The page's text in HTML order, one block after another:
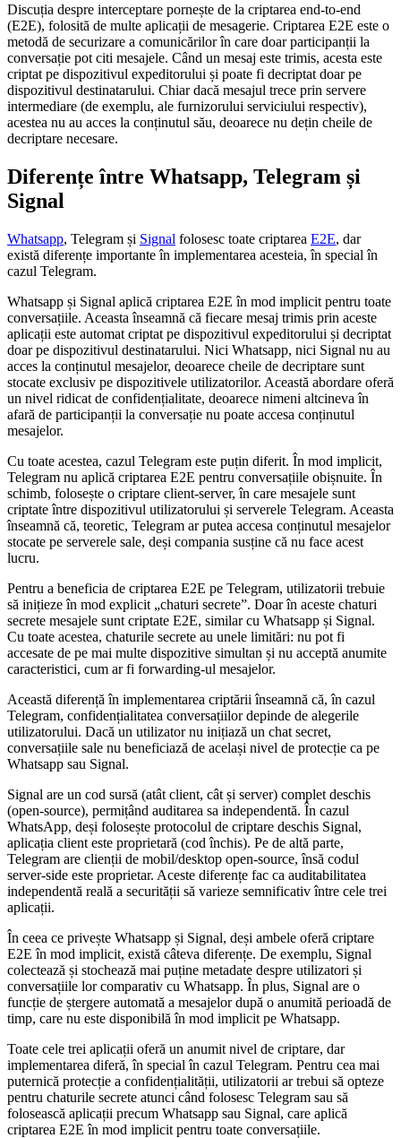
Discuția despre interceptare pornește de la criptarea end-to-end
(E2E), folosită de multe aplicații de mesagerie. Criptarea E2E este o
metodă de securizare a comunicărilor în care doar participanții la
conversație pot citi mesajele. Când un mesaj este trimis, acesta este
criptat pe dispozitivul expeditorului și poate fi decriptat doar pe
dispozitivul destinatarului. Chiar dacă mesajul trece prin servere
intermediare (de exemplu, ale furnizorului serviciului respectiv),
acestea nu au acces la conținutul său, deoarece nu dețin cheile de
decriptare necesare.
Diferențe între Whatsapp, Telegram și
Signal
Whatsapp, Telegram și Signal folosesc toate criptarea E2E, dar
există diferențe importante în implementarea acesteia, în special în
cazul Telegram.
Whatsapp și Signal aplică criptarea E2E în mod implicit pentru toate
conversațiile. Aceasta înseamnă că fiecare mesaj trimis prin aceste
aplicații este automat criptat pe dispozitivul expeditorului și decriptat
doar pe dispozitivul destinatarului. Nici Whatsapp, nici Signal nu au
acces la conținutul mesajelor, deoarece cheile de decriptare sunt
stocate exclusiv pe dispozitivele utilizatorilor. Această abordare oferă
un nivel ridicat de confidențialitate, deoarece nimeni altcineva în
afară de participanții la conversație nu poate accesa conținutul
mesajelor.
Cu toate acestea, cazul Telegram este puțin diferit. În mod implicit,
Telegram nu aplică criptarea E2E pentru conversațiile obișnuite. În
schimb, folosește o criptare client-server, în care mesajele sunt
criptate între dispozitivul utilizatorului și serverele Telegram. Aceasta
înseamnă că, teoretic, Telegram ar putea accesa conținutul mesajelor
stocate pe serverele sale, deși compania susține că nu face acest
lucru.
Pentru a beneficia de criptarea E2E pe Telegram, utilizatorii trebuie
să inițieze în mod explicit „chaturi secrete”. Doar în aceste chaturi
secrete mesajele sunt criptate E2E, similar cu Whatsapp și Signal.
Cu toate acestea, chaturile secrete au unele limitări: nu pot fi
accesate de pe mai multe dispozitive simultan și nu acceptă anumite
caracteristici, cum ar fi forwarding-ul mesajelor.
Această diferență în implementarea criptării înseamnă că, în cazul
Telegram, confidențialitatea conversațiilor depinde de alegerile
utilizatorului. Dacă un utilizator nu inițiază un chat secret,
conversațiile sale nu beneficiază de același nivel de protecție ca pe
Whatsapp sau Signal.
Signal are un cod sursă (atât client, cât și server) complet deschis
(open-source), permițând auditarea sa independentă. În cazul
WhatsApp, deși folosește protocolul de criptare deschis Signal,
aplicația client este proprietară (cod închis). Pe de altă parte,
Telegram are clienții de mobil/desktop open-source, însă codul
server-side este proprietar. Aceste diferențe fac ca auditabilitatea
independentă reală a securității să varieze semnificativ între cele trei
aplicații.
În ceea ce privește Whatsapp și Signal, deși ambele oferă criptare
E2E în mod implicit, există câteva diferențe. De exemplu, Signal
colectează și stochează mai puține metadate despre utilizatori și
conversațiile lor comparativ cu Whatsapp. În plus, Signal are o
funcție de ștergere automată a mesajelor după o anumită perioadă de
timp, care nu este disponibilă în mod implicit pe Whatsapp.
Toate cele trei aplicații oferă un anumit nivel de criptare, dar
implementarea diferă, în special în cazul Telegram. Pentru cea mai
puternică protecție a confidențialității, utilizatorii ar trebui să opteze
pentru chaturile secrete atunci când folosesc Telegram sau să
folosească aplicații precum Whatsapp sau Signal, care aplică
criptarea E2E în mod implicit pentru toate conversațiile.